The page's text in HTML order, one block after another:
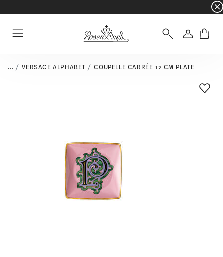
☀️ Summer SALE – Économisez encore plus
... VERSACE ALPHABET COUPELLE CARRÉE 12 CM PLATE
Liste